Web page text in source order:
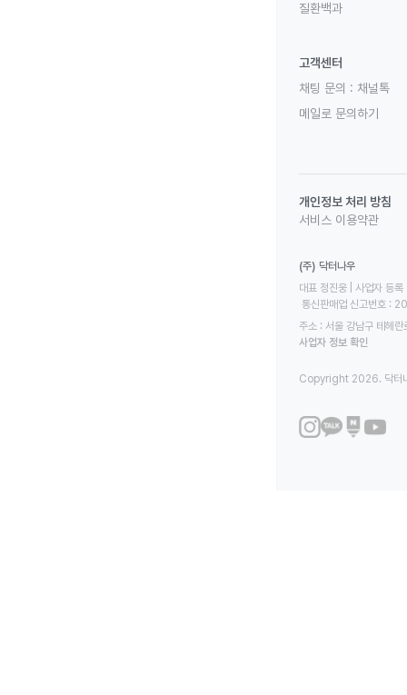
질환백과
고객센터
채팅 문의 : 채널톡
메일로 문의하기
개인정보 처리 방침
서비스 이용약관
(주) 닥터나우
대표 정진웅 | 사업자
통신판매업 신고번호
주소 : 서울 강남구 테헤
사업자 정보 확인
Copyright 2026. 닥터